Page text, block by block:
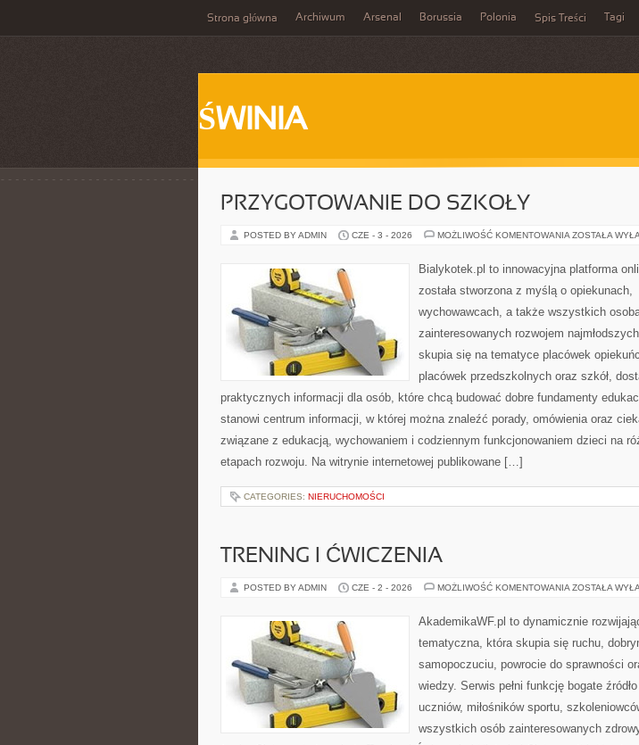
Strona główna Archiwum Arsenal Borussia Polonia Spis Treści Tagi
ŚWINIA
PRZYGOTOWANIE DO SZKOŁY
POSTED BY ADMIN CZE - 3 - 2026 MOŻLIWOŚĆ KOMENTOWANIA ZOSTAŁA
Bialykotek.pl to innowacyjna platforma
została stworzona z myślą o opiekunach,
wychowawcach, a także wszystkich
zainteresowanych rozwojem
skupia się na tematyce placówek
placówek przedszkolnych oraz szkół,
praktycznych informacji dla osób, które chcą budować dobre fundamenty
stanowi centrum informacji, w której można znaleźć porady, omówienia oraz
związane z edukacją, wychowaniem i codziennym funkcjonowaniem dzieci na
etapach rozwoju. Na witrynie internetowej publikowane […]
CATEGORIES: NIERUCHOMOŚCI
TRENING I ĆWICZENIA
POSTED BY ADMIN CZE - 2 - 2026 MOŻLIWOŚĆ KOMENTOWANIA TRENING
ZOSTAŁA
AkademikaWF.pl to dynamicznie
tematyczna, która skupia się ruchu,
samopoczuciu, powrocie do sprawności
wiedzy. Serwis pełni funkcję bogate
uczniów, miłośników sportu,
wszystkich osób zainteresowanych